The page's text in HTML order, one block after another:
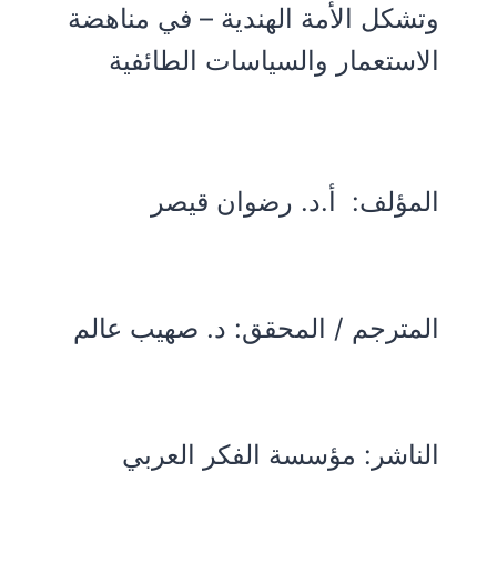
وتشكل الأمة الهندية – في مناهضة
الاستعمار والسياسات الطائفية
المؤلف: أ.د. رضوان قيصر
المترجم / المحقق: د. صهيب عالم
الناشر: مؤسسة الفكر العربي